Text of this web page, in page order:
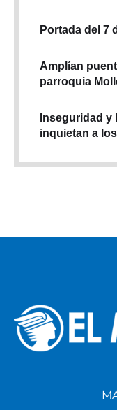
Portada del 7
Amplían
parroquia
Inseguridad
inquietan a